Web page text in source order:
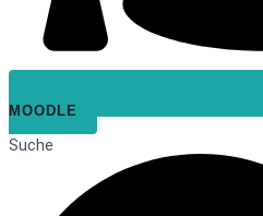
MOODLE
Suche